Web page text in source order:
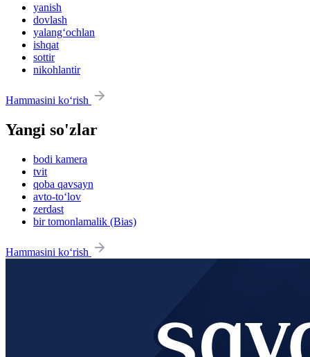
yanish
dovlash
yalang‘ochlan
ishqat
sottir
nikohlantir
Hammasini ko‘rish
Yangi so'zlar
bodi kamera
tvit
qoba qavsayn
avto-to‘lov
zerdast
bir tomonlamalik (Bias)
Hammasini ko‘rish